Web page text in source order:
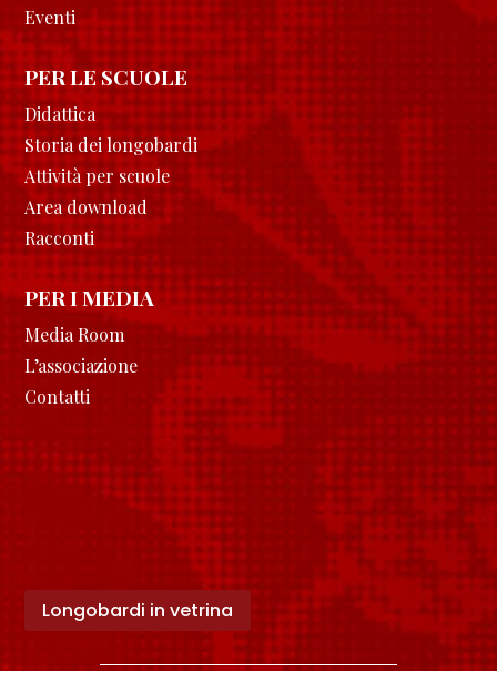
Eventi
PER LE SCUOLE
Didattica
Storia dei longobardi
Attività per scuole
Area download
Racconti
PER I MEDIA
Media Room
L’associazione
Contatti
Longobardi in vetrina